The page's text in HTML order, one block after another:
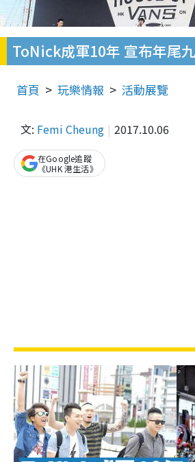
ToNick成軍10年 宣布年尾
首頁 玩樂情報 活動展覽
文: Femi Cheung 2017.10.06
在Google追蹤
《UHK 港生活》